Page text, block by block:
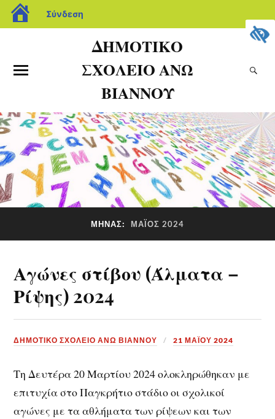
Σύνδεση
ΔΗΜΟΤΙΚΟ
ΣΧΟΛΕΙΟ ΑΝΩ
ΒΙΑΝΝΟΥ
ΜΉΝΑΣ: ΜΆΙΟΣ 2024
Αγώνες στίβου (Άλματα –
Ρίψης) 2024
ΔΗΜΟΤΙΚΟ ΣΧΟΛΕΙΟ ΑΝΩ ΒΙΑΝΝΟΥ 21 ΜΑΪ́ΟΥ 2024
Τη Δευτέρα 20 Μαρτίου 2024 ολοκληρώθηκαν με
επιτυχία στο Παγκρήτιο στάδιο οι σχολικοί
αγώνες με τα αθλήματα των ρίψεων και των